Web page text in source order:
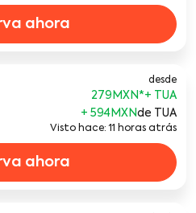
ahora
desde
279MXN*
+ 594MXNde TUA
Visto hace: 11 horas atrás
ahora